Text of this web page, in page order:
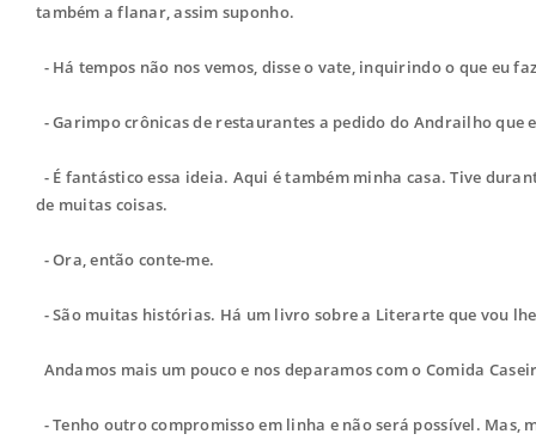
também a flanar, assim suponho.
- Há tempos não nos vemos, disse o vate, inquirindo o que eu
- Garimpo crônicas de restaurantes a pedido do Andrailho que
- É fantástico essa ideia. Aqui é também minha casa. Tive
de muitas coisas.
- Ora, então conte-me.
- São muitas histórias. Há um livro sobre a Literarte que vou
Andamos mais um pouco e nos deparamos com o Comida
- Tenho outro compromisso em linha e não será possível.